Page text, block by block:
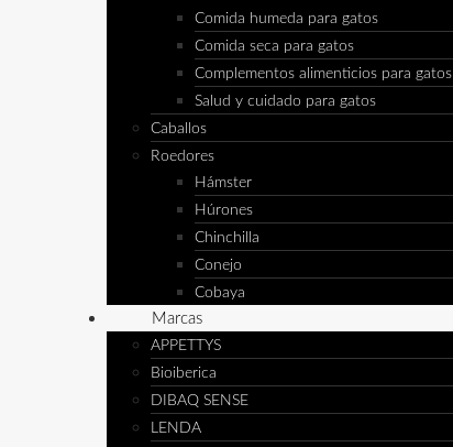
Comida humeda para gatos
Comida seca para gatos
Complementos alimenticios para gatos
Salud y cuidado para gatos
Caballos
Roedores
Hámster
Húrones
Chinchilla
Conejo
Cobaya
Marcas
APPETTYS
Bioiberica
DIBAQ SENSE
LENDA